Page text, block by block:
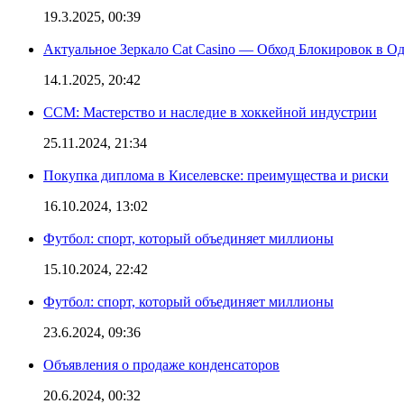
19.3.2025, 00:39
Актуальное Зеркало Cat Casino — Обход Блокировок в
14.1.2025, 20:42
CCM: Мастерство и наследие в хоккейной индустрии
25.11.2024, 21:34
Покупка диплома в Киселевске: преимущества и риски
16.10.2024, 13:02
Футбол: спорт, который объединяет миллионы
15.10.2024, 22:42
Футбол: спорт, который объединяет миллионы
23.6.2024, 09:36
Объявления о продаже конденсаторов
20.6.2024, 00:32